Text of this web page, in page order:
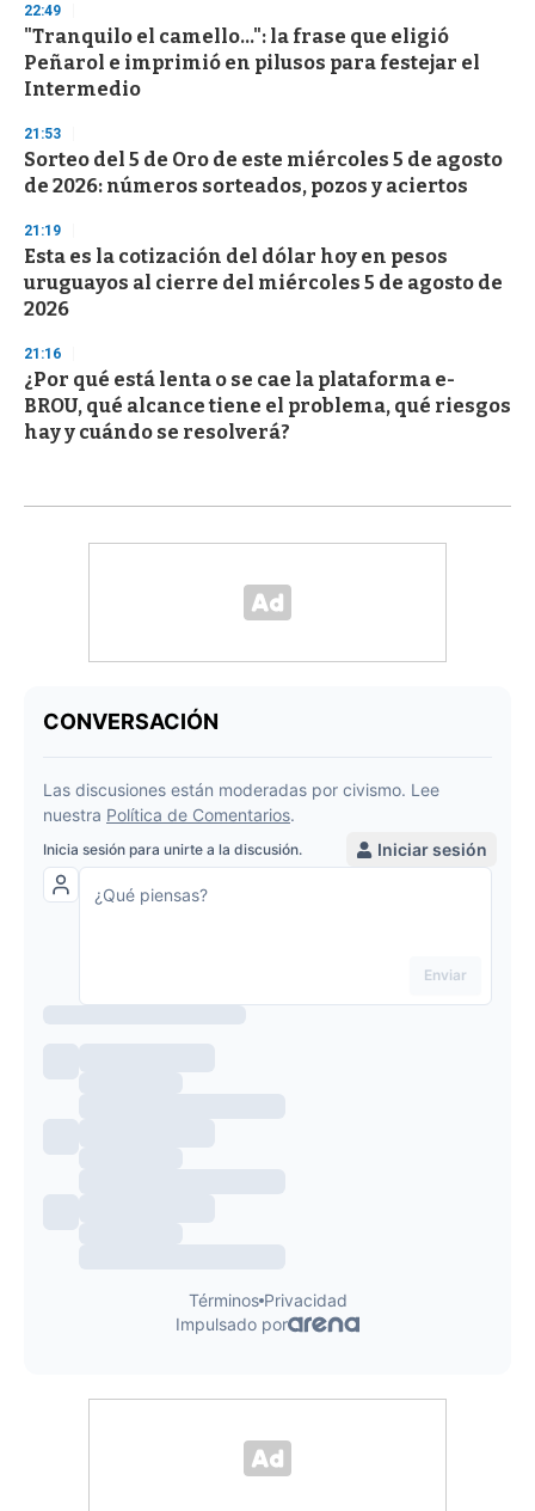
22:49
"Tranquilo el camello...": la frase que eligió
Peñarol e imprimió en pilusos para festejar el
Intermedio
21:53
Sorteo del 5 de Oro de este miércoles 5 de agosto
de 2026: números sorteados, pozos y aciertos
21:19
Esta es la cotización del dólar hoy en pesos
uruguayos al cierre del miércoles 5 de agosto de
2026
21:16
¿Por qué está lenta o se cae la plataforma e-
BROU, qué alcance tiene el problema, qué riesgos
hay y cuándo se resolverá?